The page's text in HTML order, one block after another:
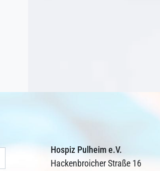
Hospiz Pulheim e.V.
Hackenbroicher Straße 16